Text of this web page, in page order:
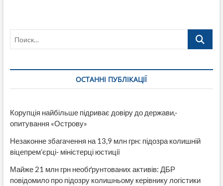
Поиск…
ОСТАННІ ПУБЛІКАЦІЇ
Корупція найбільше підриває довіру до держави,-
опитування «Острову»
Незаконне збагачення на 13,9 млн грн: підозра колишній
віцепрем’єрці- міністерці юстиції
Майже 21 млн грн необґрунтованих активів: ДБР
повідомило про підозру колишньому керівнику логістики